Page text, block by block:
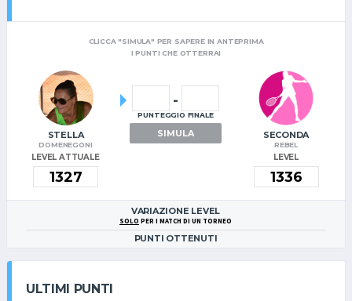
CLICCA "SIMULA" PER SAPERE IN ANTEPRIMA
I PUNTI CHE OTTERRAI
STELLA
DOMENEGONI
LEVEL ATTUALE
-
PUNTEGGIO FINALE
SIMULA SECONDA
REBEL
LEVEL
VARIAZIONE LEVEL
SOLO PER I MATCH DI UN TORNEO
PUNTI OTTENUTI
ULTIMI PUNTI